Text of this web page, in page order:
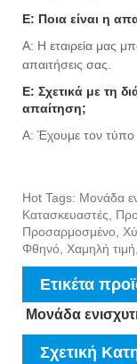
Ε: Ποια είναι η
Α: Η εταιρεία μας
απαιτήσεις σας.
Ε: Σχετικά με τη
απαίτηση;
Α: Έχουμε τον τύπο
Hot Tags: Μονάδα
Κατασκευαστές,
Προσαρμοσμένο,
Φθηνό, Χαμηλή
Ετικέτα
Μονάδα
Σχετική